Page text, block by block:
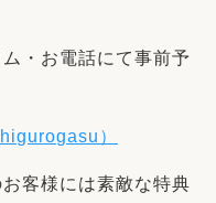
・お電話にて事前予
）
客様には素敵な特典